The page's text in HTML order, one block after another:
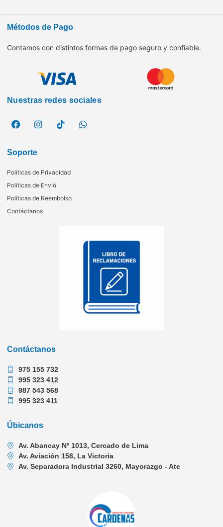
Métodos de Pago
Contamos con distintos formas de pago seguro y confiable.
Nuestras redes sociales
Soporte
Políticas de Privacidad
Políticas de Envió
Políticas de Reembolso
Contáctanos
Contáctanos
975 155 732
995 323 412
987 543 568
995 323 411
Úbicanos
Av. Abancay Nº 1013, Cercado de Lima
Av. Aviación 158, La Victoria
Av. Separadora Industrial 3260, Mayorazgo - Ate